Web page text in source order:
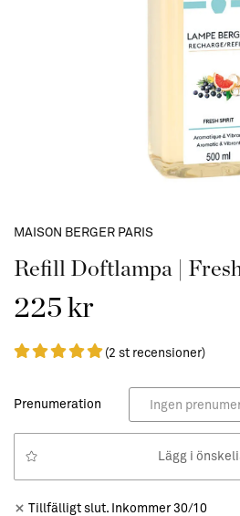
MAISON BERGER PARIS
Refill Doftlampa |
225 kr
(2 st recensioner)
Prenumeration
Lägg i
Tillfälligt slut. Inkommer 30/10